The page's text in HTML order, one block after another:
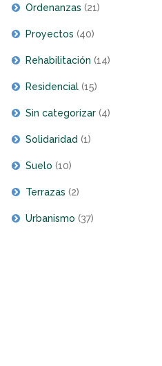
Ordenanzas (21)
Proyectos (40)
Rehabilitación (14)
Residencial (15)
Sin categorizar (4)
Solidaridad (1)
Suelo (10)
Terrazas (2)
Urbanismo (37)